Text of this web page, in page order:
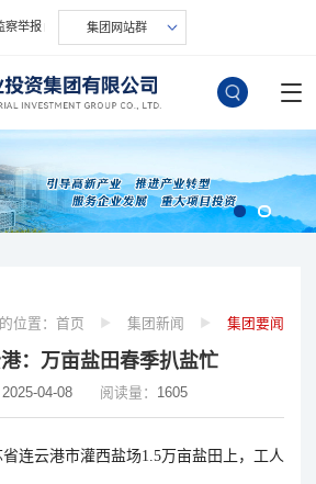
察举报 集团网站群
位置： 首页 集团新闻 集团要闻
：万亩盐田春季扒盐忙
2025-04-08 阅读量： 1605
连云港市灌西盐场1.5万亩盐田上，工人